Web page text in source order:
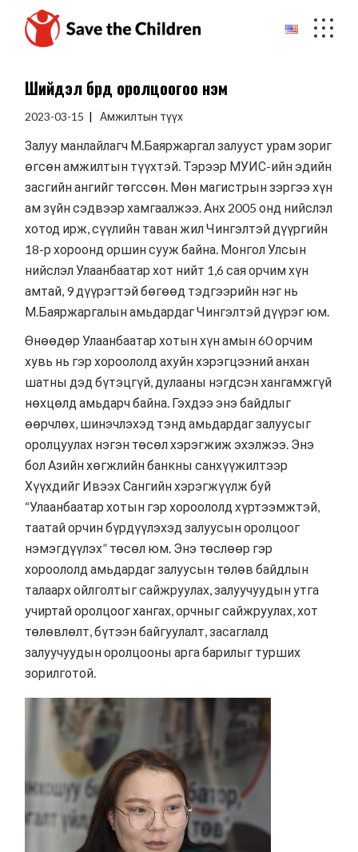
content
Шийдэл бүрд оролцоогоо нэм
2023-03-15 Амжилтын түүх
Залуу манлайлагч М.Баяржаргал залууст урам зориг
өгсөн амжилтын түүхтэй. Тэрээр МУИС-ийн эдийн
засгийн ангийг төгссөн. Мөн магистрын зэргээ хүн
ам зүйн сэдвээр хамгаалжээ. Анх 2005 онд нийслэл
хотод ирж, сүүлийн таван жил Чингэлтэй дүүргийн
18-р хороонд оршин сууж байна. Монгол Улсын
нийслэл Улаанбаатар хот нийт 1,6 сая орчим хүн
амтай, 9 дүүрэгтэй бөгөөд тэдгээрийн нэг нь
М.Баяржаргалын амьдардаг Чингэлтэй дүүрэг юм.
Өнөөдөр Улаанбаатар хотын хүн амын 60 орчим
хувь нь гэр хороололд ахуйн хэрэгцээний анхан
шатны дэд бүтэцгүй, дулааны нэгдсэн хангамжгүй
нөхцөлд амьдарч байна. Гэхдээ энэ байдлыг
өөрчлөх, шинэчлэхэд тэнд амьдардаг залуусыг
оролцуулах нэгэн төсөл хэрэгжиж эхэлжээ. Энэ
бол Азийн хөгжлийн банкны санхүүжилтээр
Хүүхдийг Ивээх Сангийн хэрэгжүүлж буй
“Улаанбаатар хотын гэр хороололд хүртээмжтэй,
таатай орчин бүрдүүлэхэд залуусын оролцоог
нэмэгдүүлэх” төсөл юм. Энэ төслөөр гэр
хороололд амьдардаг залуусын төлөв байдлын
талаарх ойлголтыг сайжруулах, залуучуудын утга
учиртай оролцоог хангах, орчныг сайжруулах, хот
төлөвлөлт, бүтээн байгуулалт, засаглалд
залуучуудын оролцооны арга барилыг турших
зорилготой.